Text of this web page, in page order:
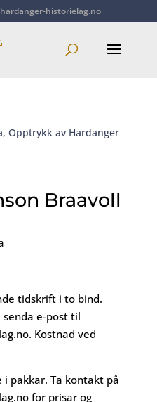
historielag.no
, Opptrykk av Hardanger
Braavoll
tidskrift i to bind.
senda e-post til
. Kostnad ved
pakkar. Ta kontakt på
for prisar og